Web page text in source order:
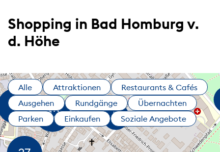
Shopping in Bad Homburg v.
d. Höhe
Alle Attraktionen
Restaurants & Cafés
Ausgehen
Rundgänge
Übernachten
Parken
Einkaufen Soziale Angebote